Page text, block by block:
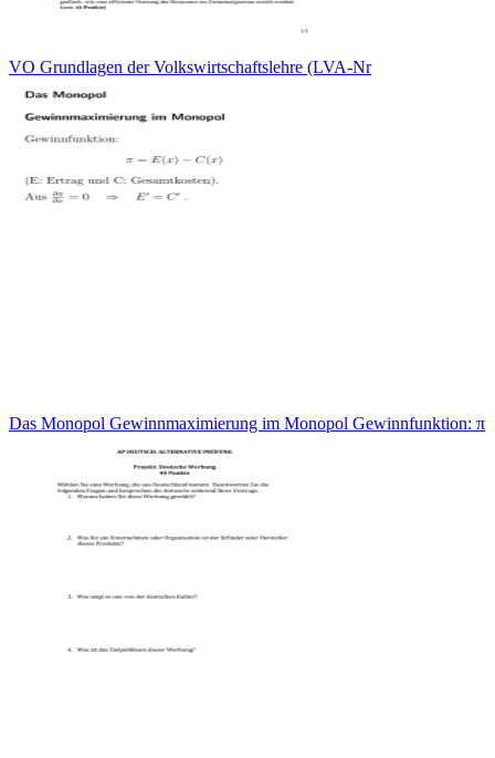
VO Grundlagen der Volkswirtschaftslehre (LVA-Nr
Das Monopol Gewinnmaximierung im Monopol Gewinnfunktion: π